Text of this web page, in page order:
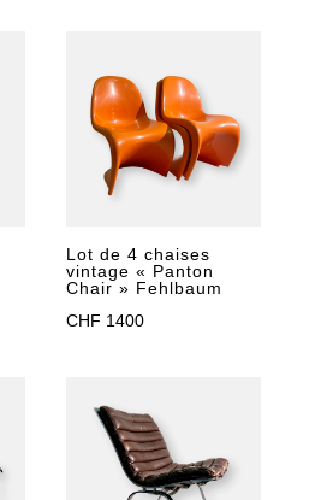
Lot de 4 chaises
vintage « Panton
Chair » Fehlbaum
CHF 1400